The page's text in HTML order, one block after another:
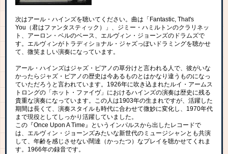
次はアール・ハインズを聴いてください。曲は「Fantastic, That's
You（君はファンタスティック）」、ジミー・ハミルトンのクラリネッ
ト、アーロン・ベルのベース、エルヴィン・ジョーンズのドラムズで
す。エルヴィンがトラディショナル・ジャズっぽいドラミングを聴かせ
て、微笑ましい演奏になっています。
アール・ハインズはジャズ・ピアノの草分けと言われる人で、彼がいな
かったらジャズ・ピアノの歴史は今あるものとはかなり違うものになっ
ていただろうと言われています。1926年に吹き込まれたルイ・アームス
トロングの「ホット・ファイヴ」におけるハインズの演奏は歴史に残る
貴重な演奏になっています。この人は1903年の生まれですが、活躍した
期間は長くて、演奏スタイルも時代に合わせて微妙に変化し、1970年代
まで現役としてしっかり活躍していました。
この『Once Upon A Time』というインパルスから出したレコードで
は、エルヴィン・ジョーンズみたいな新世代のミュージシャンとも共演
して、年齢を感じさせない闊達（かったつ）なプレイを聴かせてくれま
す。1966年の録音です。